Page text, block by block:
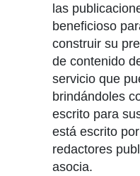
las
beneficioso
construir su
de contenido
servicio que
brindándoles
escrito para
está escrito
redactores
asocia.